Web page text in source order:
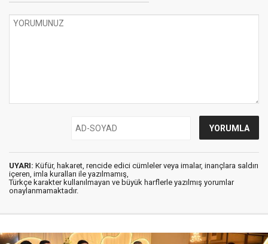
UYARI: Küfür, hakaret, rencide edici cümleler veya imalar, inançlara saldırı
içeren, imla kuralları ile yazılmamış,
Türkçe karakter kullanılmayan ve büyük harflerle yazılmış yorumlar
onaylanmamaktadır.